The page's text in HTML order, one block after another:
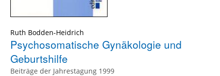
Ruth Bodden-Heidrich
Psychosomatische Gynäkologie und
Geburtshilfe
Beiträge der Jahrestagung 1999